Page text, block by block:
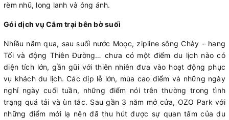
rèm nhũ, long lanh và óng ánh.
Gói dịch vụ Cắm trại bên bờ suối
Nhiều năm qua, sau suối nước Moọc, zipline sông Chày – hang
Tối và động Thiên Đường… chưa có một điểm du lịch nào có
diện tích lớn, gần gũi với thiên nhiên đưa vào hoạt động phục
vụ khách du lịch. Các dịp lễ lớn, mùa cao điểm và những ngày
nghỉ ngày cuối tuần, những điểm nói trên thường trong tình
trạng quá tải và ùn tắc. Sau gần 3 năm mở cửa, OZO Park với
những điểm mới lạ nên đã thu hút được sự quan tâm của du